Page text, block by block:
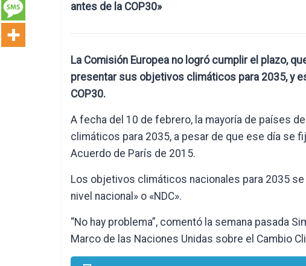
antes de la COP30»
La Comisión Europea no logró cumplir el plazo,
presentar sus objetivos climáticos para 2035, y
COP30.
A fecha del 10 de febrero, la mayoría de países
climáticos para 2035, a pesar de que ese día se
Acuerdo de París de 2015.
Los objetivos climáticos nacionales para 2035
nivel nacional» o «NDC».
“No hay problema”, comentó la semana pasada
Marco de las Naciones Unidas sobre el Cambio